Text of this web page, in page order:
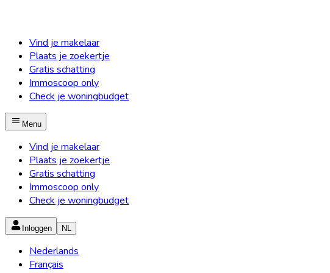
Vind je makelaar
Plaats je zoekertje
Gratis schatting
Immoscoop only
Check je woningbudget
Menu
Vind je makelaar
Plaats je zoekertje
Gratis schatting
Immoscoop only
Check je woningbudget
Inloggen NL
Nederlands
Français